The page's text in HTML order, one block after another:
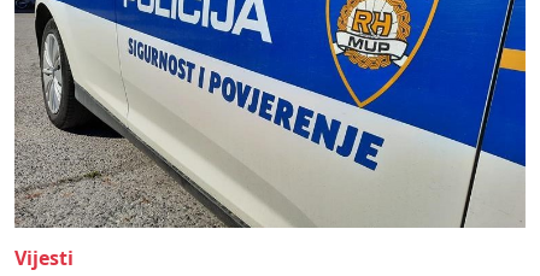
Vijesti